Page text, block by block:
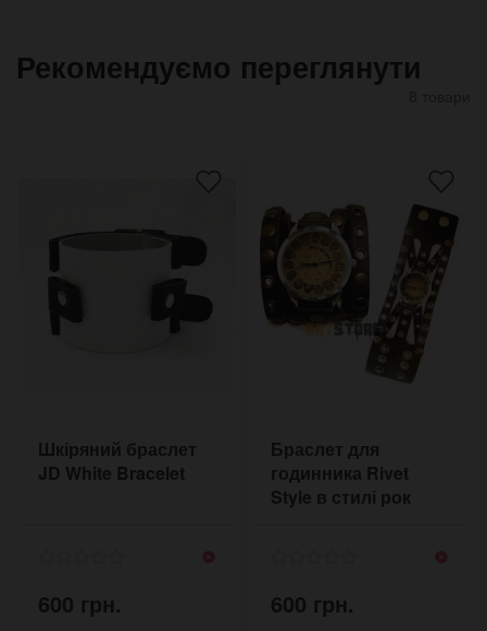
Рекомендуємо переглянути
Шкіряний браслет
JD White Bracelet
600 грн.
Браслет для
годинника Rivet
Style в стилі рок
600 грн.